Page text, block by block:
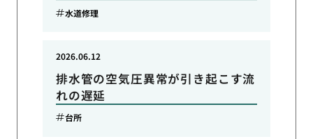
水道修理
排水管の空気圧異常が引き起こす流
れの遅延
2026.06.12
台所